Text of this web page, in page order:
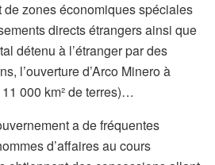
de zones économiques spéciales
directs étrangers ainsi que
détenu à l’étranger par des
l’ouverture d’Arco Minero à
000 km² de terres)…
a de fréquentes
d’affaires au cours